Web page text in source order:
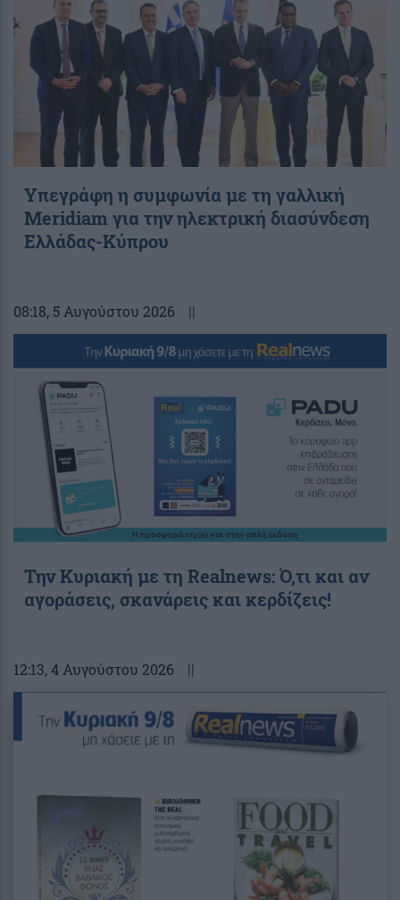
Υπεγράφη η συμφωνία με τη γαλλική
Meridiam για την ηλεκτρική διασύνδεση
Ελλάδας-Κύπρου
08:18, 5 Αυγούστου 2026 ||
Την Κυριακή με τη Realnews: Ό,τι και αν
αγοράσεις, σκανάρεις και κερδίζεις!
12:13, 4 Αυγούστου 2026 ||